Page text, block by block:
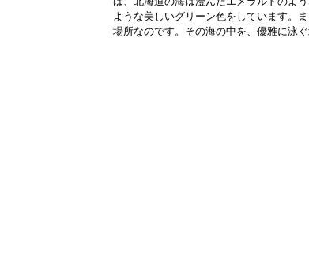
ような美しいグリーン色をしています。
場所なのです。その海の中を、優雅に泳